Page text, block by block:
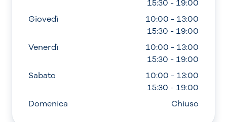
15:30 - 19:00
Giovedì
10:00 - 13:00
15:30 - 19:00
Venerdì
10:00 - 13:00
15:30 - 19:00
Sabato
10:00 - 13:00
15:30 - 19:00
Domenica
Chiuso